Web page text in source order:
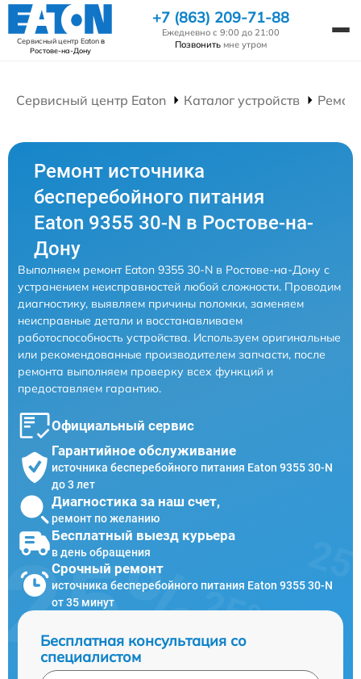
Сервисный центр Eatonв
Ростове-на-Дону
+7 (863) 209-71-88
Ежедневно с 9:00 до 21:00
Позвонить мне утром
Сервисный центр Eaton Каталог устройств
Ремонт источника
бесперебойного питания
Eaton 9355 30-N в Ростове-на-
Дону
Выполняем ремонт Eaton 9355 30-N в Ростове-на-Дону с
устранением неисправностей любой сложности. Проводим
диагностику, выявляем причины поломки, заменяем
неисправные детали и восстанавливаем
работоспособность устройства. Используем оригинальные
или рекомендованные производителем запчасти, после
ремонта выполняем проверку всех функций и
предоставляем гарантию.
Официальный сервис
Гарантийное обслуживание
источника бесперебойного питания Eaton 9355 30-N
до 3 лет
Диагностика за наш счет,
ремонт по желанию
Бесплатный выезд курьера
в день обращения
Срочный ремонт
источника бесперебойного питания Eaton 9355 30-N
от 35 минут
Бесплатная консультация со
специалистом